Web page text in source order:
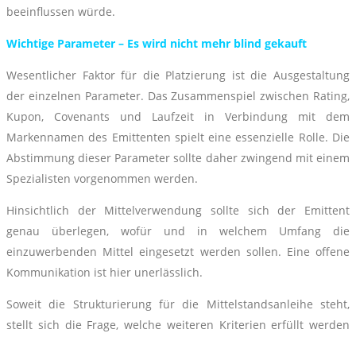
beeinflussen würde.
Wichtige Parameter – Es wird nicht mehr blind gekauft
Wesentlicher Faktor für die Platzierung ist die Ausgestaltung
der einzelnen Parameter. Das Zusammenspiel zwischen Rating,
Kupon, Covenants und Laufzeit in Verbindung mit dem
Markennamen des Emittenten spielt eine essenzielle Rolle. Die
Abstimmung dieser Parameter sollte daher zwingend mit einem
Spezialisten vorgenommen werden.
Hinsichtlich der Mittelverwendung sollte sich der Emittent
genau überlegen, wofür und in welchem Umfang die
einzuwerbenden Mittel eingesetzt werden sollen. Eine offene
Kommunikation ist hier unerlässlich.
Soweit die Strukturierung für die Mittelstandsanleihe steht,
stellt sich die Frage, welche weiteren Kriterien erfüllt werden